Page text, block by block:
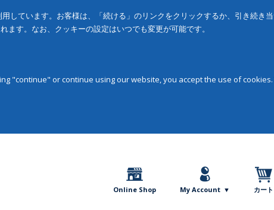
しています。お客様は、「続ける」のリンクをクリックするか、引き続き
す。なお、クッキーの設定はいつでも変更が可能です。
"continue" or continue using our website, you accept the use of cookies.
Online Shop My Account カート